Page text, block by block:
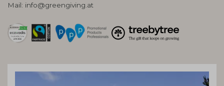
Mail: info@greengiving.at